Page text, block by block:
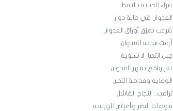
شراء الخيانة بالنفط
العدوان في حالة دوار
شرعب تمزق أوراق العدوان
أزفت ساعة العدوان
جيل انتصار لا تسوية
تعز واقع يقهر العدوان
الوصاية وفداحة الثمن
ترامب.. النجاح الفاشل
موجبات النصر وأعراض الهزيمة